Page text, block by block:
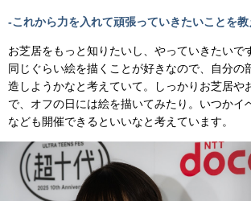
-これから力を入れて頑張っていきたいことを教
お芝居をもっと知りたいし、やっていきたいで
同じぐらい絵を描くことが好きなので、自分の
造しようかなと考えていて。しっかりお芝居や
で、オフの日には絵を描いてみたり。いつかイ
なども開催できるといいなと考えています。